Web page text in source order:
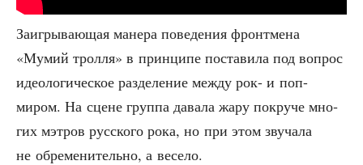
Заиг­ры­ва­ю­щая мане­ра пове­де­ния фронт­ме­на
«Мумий трол­ля» в прин­ци­пе поста­ви­ла под вопрос
идео­ло­ги­че­ское раз­де­ле­ние меж­ду рок- и поп-
миром. На сцене груп­па дава­ла жару покру­че мно­
гих мэтров рус­ско­го рока, но при этом зву­ча­ла
не обре­ме­ни­тель­но, а весело.